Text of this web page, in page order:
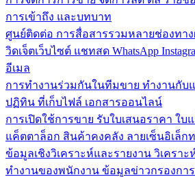
การเข้าถึง และบทบาท
ศูนย์ติดต่อ การสื่อสารรวมหลายช่องทา
วิดเจ็ตเว็บไซต์ แชทสด WhatsApp
อีเมล
การทำงานร่วมกันในทีมขาย ทำงานกับ
ปฏิทิน ที่เก็บไฟล์ เอกสารออนไลน์
การเปิดใช้การขาย รับใบเสนอราคา ใบ
แค็ตตาล็อก สินค้าคงคลัง ลายเซ็นอิเล็ก
ข้อมูลเชิงวิเคราะห์และรายงาน วิเคราะ
ทำงานของพนักงาน ข้อมูลข่าวกรองกา